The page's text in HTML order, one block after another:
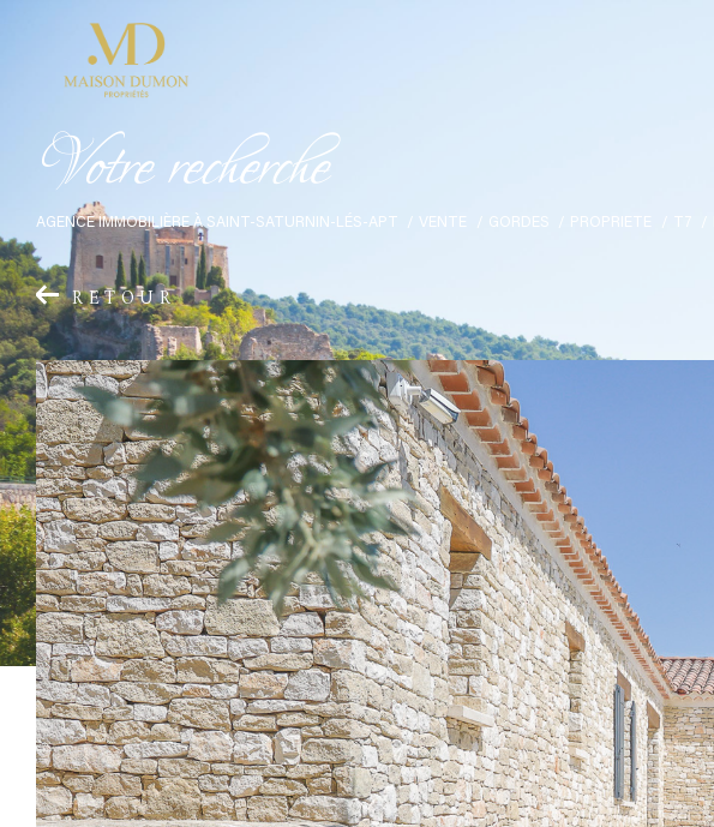
Votrerecherche
AGENCE IMMOBILIÈRE À SAINT-SATURNIN-LÉS-APT VENTE GORDES PROPRIETE
RETOUR